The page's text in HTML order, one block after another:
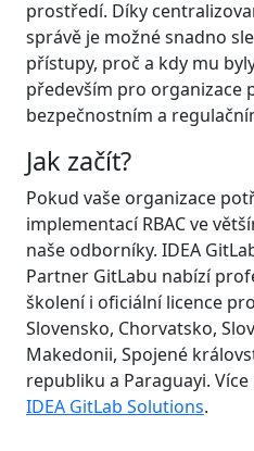
prostředí. Díky
správě je možné snadno
přístupy, proč a kdy mu
především pro organizace
bezpečnostním a
Jak začít?
Pokud vaše organizace
implementací RBAC ve
naše odborníky. IDEA
Partner GitLabu nabízí
školení i oficiální licence
Slovensko, Chorvatsko,
Makedonii, Spojené
republiku a Paraguayi.
IDEA GitLab Solutions.